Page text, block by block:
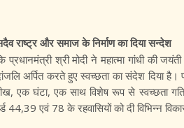
राष्ट्र और समाज के निर्माण का दिया सन्देश
प्रधानमंत्री श्री मोदी ने महात्मा गांधी की
अर्पित करते हुए स्वच्छता का संदेश दिया
एक घंटा, एक साथ विशेष रूप से स्वच्छता
44,39 एवं 78 के रहवासियों को दी विभिन्न